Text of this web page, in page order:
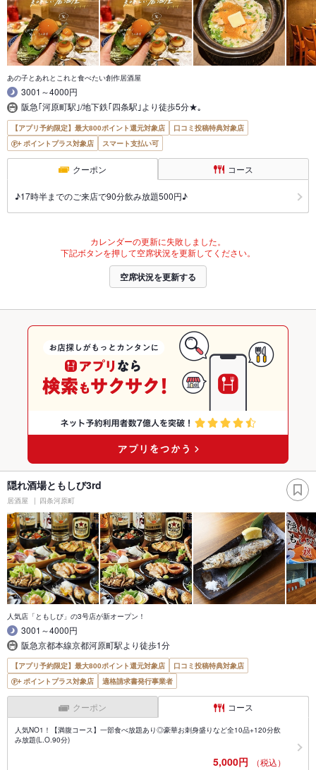
あの子とあれとこれと食べたい創作居酒屋
3001～4000円
阪急｢河原町駅｣/地下鉄｢四条駅｣より徒歩5分★｡
【アプリ予約限定】最大800ポイント還元対象店
口コミ投稿特典対象店
ポイントプラス対象店
スマート支払い可
クーポン コース
♪17時半までのご来店で90分飲み放題500円♪
カレンダーの更新に失敗しました。
下記ボタンを押して空席状況を更新してください。
空席状況を更新する
隠れ酒場ともしび3rd
居酒屋 四条河原町
人気店「ともしび」の3号店が新オープン！
3001～4000円
阪急京都本線京都河原町駅より徒歩1分
【アプリ予約限定】最大800ポイント還元対象店
口コミ投稿特典対象店
ポイントプラス対象店
適格請求書発行事業者
クーポン コース
人気NO1！【満腹コース】一部食べ放題あり◎豪華お刺身盛りなど全10品+120分飲
み放題(L.O.90分)
5,000円 （税込）